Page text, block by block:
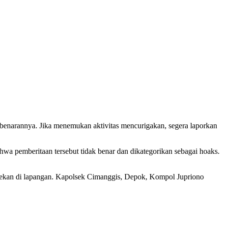
Jika menemukan aktivitas mencurigakan, segera laporkan
pemberitaan tersebut tidak benar dan dikategorikan sebagai hoaks.
di lapangan. Kapolsek Cimanggis, Depok, Kompol Jupriono